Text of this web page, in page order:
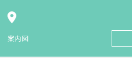
案内図